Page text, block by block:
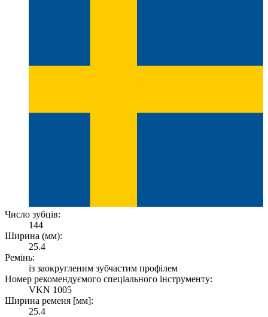
Число зубців:
144
Ширина (мм):
25.4
Ремінь:
із заокругленим зубчастим профілем
Номер рекомендуємого спеціального інструменту:
VKN 1005
Ширина ременя [мм]:
25.4